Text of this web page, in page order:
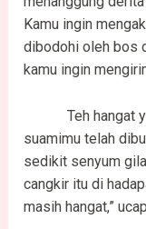
Kamu ingin
dibodohi oleh bos
kamu ingin
Teh hangat
suamimu telah
sedikit senyum
cangkir itu di
masih hangat,”